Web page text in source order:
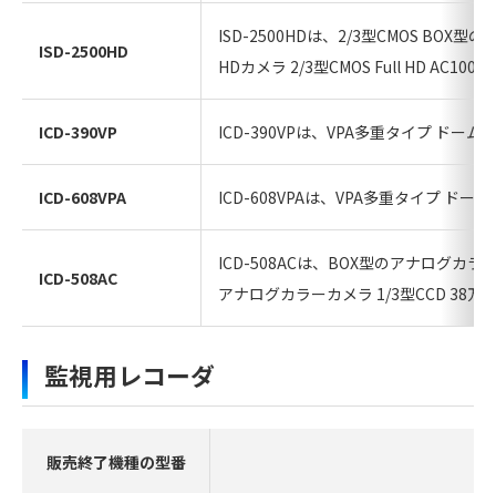
ISD-2500HD
ISD-2500HDは、2/3型CMOS BOX型の
HDカメラ 2/3型CMOS Full HD AC100V
ICD-390VP ICD-390VPは、VPA多重タイプ ドーム
ICD-608VPA ICD-608VPAは、VPA多重タイプ ドー
ICD-508AC
ICD-508ACは、BOX型のアナログカラ
アナログカラーカメラ 1/3型CCD 38万
監視用レコーダ
販売終了機種の型番